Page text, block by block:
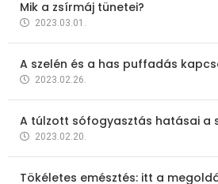
Mik a zsírmáj tünetei?
2023.03.01.
A szelén és a has puffadás
2023.02.26.
A túlzott sófogyasztás hatásai a
2023.02.20.
Tökéletes emésztés: itt a